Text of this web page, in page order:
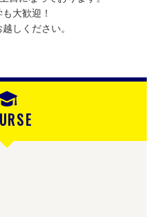
大歓迎！
しください。